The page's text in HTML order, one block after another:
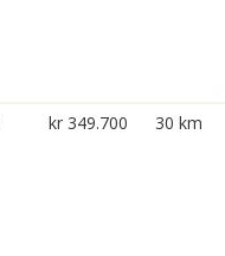
kr 349.700 30 km